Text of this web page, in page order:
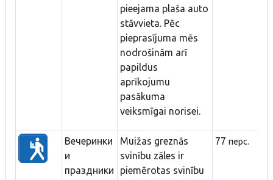
pieejama plaša auto
stāvvieta. Pēc
pieprasījuma mēs
nodrošinām arī
papildus
aprīkojumu
pasākuma
veiksmīgai norisei.
Вечеринки
и
праздники
Muižas greznās
svinību zāles ir
piemērotas svinību
77 перс.